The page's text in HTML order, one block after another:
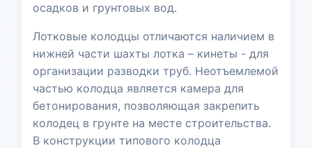
осадков и грунтовых вод.
Лотковые колодцы отличаются наличием в
нижней части шахты лотка – кинеты - для
организации разводки труб. Неотъемлемой
частью колодца является камера для
бетонирования, позволяющая закрепить
колодец в грунте на месте строительства.
В конструкции типового колодца